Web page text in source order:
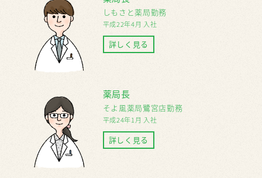
しもさと薬局勤務
平成22年4月 入社
詳しく見る
薬局長
そよ風薬局鷺宮店勤務
平成24年1月 入社
詳しく見る